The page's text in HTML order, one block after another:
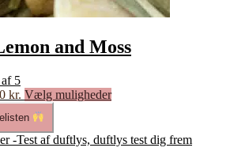
and Moss
5
kr. Prisinterval:
31.00 kr.
til
107.00 kr.
Vælg mulighederDette
flere
varianter.